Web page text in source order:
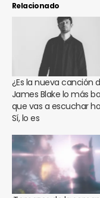
Relacionado
¿Es la nueva canción
James Blake lo más
que vas a escuchar
Sí, lo es